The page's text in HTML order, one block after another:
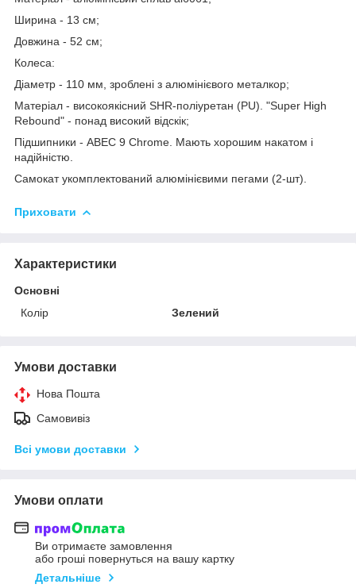
Ширина - 13 см;
Довжина - 52 см;
Колеса:
Діаметр - 110 мм, зроблені з алюмінієвого металкор;
Матеріал - високоякісний SHR-поліуретан (PU). "Super High
Rebound" - понад високий відскік;
Підшипники - ABEC 9 Chrome. Мають хорошим накатом і
надійністю.
Самокат укомплектований алюмінієвими пегами (2-шт).
Приховати
Характеристики
Основні
Колір
Зелений
Умови доставки
Нова Пошта
Самовивіз
Всі умови доставки
Умови оплати
Ви отримаєте замовлення
або гроші повернуться на вашу картку
Детальніше